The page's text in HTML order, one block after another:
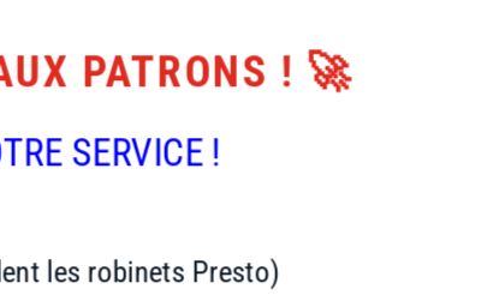
PATRONS ! 🚀
SERVICE !
les robinets Presto)